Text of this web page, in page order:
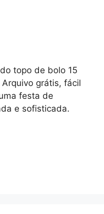
topo de bolo 15
grátis, fácil
festa de
e sofisticada.